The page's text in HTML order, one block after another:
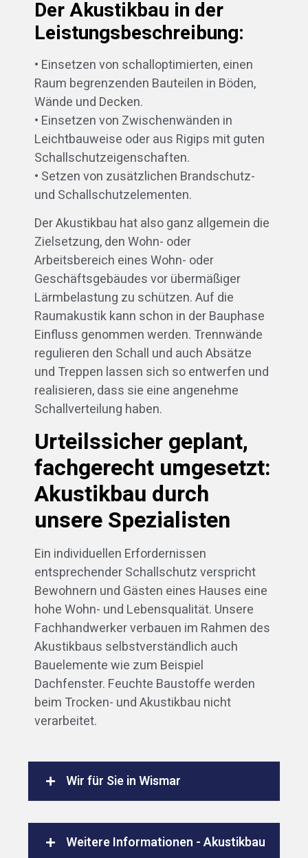
Der Akustikbau in der
Leistungsbeschreibung:
• Einsetzen von schalloptimierten, einen
Raum begrenzenden Bauteilen in Böden,
Wände und Decken.
• Einsetzen von Zwischenwänden in
Leichtbauweise oder aus Rigips mit guten
Schallschutzeigenschaften.
• Setzen von zusätzlichen Brandschutz-
und Schallschutzelementen.
Der Akustikbau hat also ganz allgemein die
Zielsetzung, den Wohn- oder
Arbeitsbereich eines Wohn- oder
Geschäftsgebäudes vor übermäßiger
Lärmbelastung zu schützen. Auf die
Raumakustik kann schon in der Bauphase
Einfluss genommen werden. Trennwände
regulieren den Schall und auch Absätze
und Treppen lassen sich so entwerfen und
realisieren, dass sie eine angenehme
Schallverteilung haben.
Urteilssicher geplant,
fachgerecht umgesetzt:
Akustikbau durch
unsere Spezialisten
Ein individuellen Erfordernissen
entsprechender Schallschutz verspricht
Bewohnern und Gästen eines Hauses eine
hohe Wohn- und Lebensqualität. Unsere
Fachhandwerker verbauen im Rahmen des
Akustikbaus selbstverständlich auch
Bauelemente wie zum Beispiel
Dachfenster. Feuchte Baustoffe werden
beim Trocken- und Akustikbau nicht
verarbeitet.
Wir für Sie in Wismar
Weitere Informationen - Akustikbau